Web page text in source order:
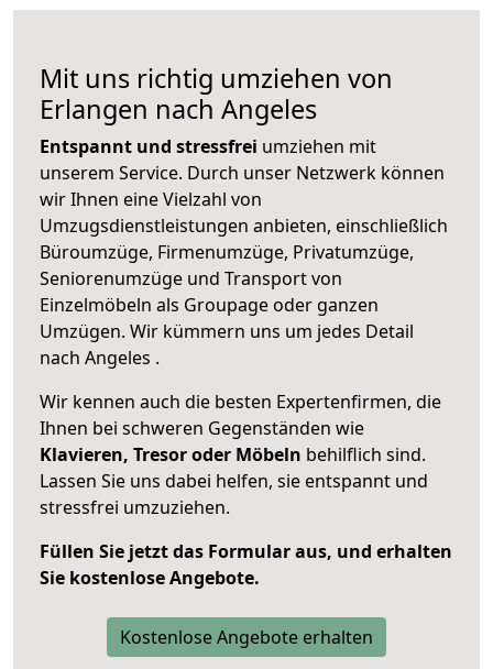
Mit uns richtig umziehen von
Erlangen nach Angeles
Entspannt und stressfrei umziehen mit
unserem Service. Durch unser Netzwerk können
wir Ihnen eine Vielzahl von
Umzugsdienstleistungen anbieten, einschließlich
Büroumzüge, Firmenumzüge, Privatumzüge,
Seniorenumzüge und Transport von
Einzelmöbeln als Groupage oder ganzen
Umzügen. Wir kümmern uns um jedes Detail
nach Angeles .
Wir kennen auch die besten Expertenfirmen, die
Ihnen bei schweren Gegenständen wie
Klavieren, Tresor oder Möbeln behilflich sind.
Lassen Sie uns dabei helfen, sie entspannt und
stressfrei umzuziehen.
Füllen Sie jetzt das Formular aus, und erhalten
Sie kostenlose Angebote.
Kostenlose Angebote erhalten